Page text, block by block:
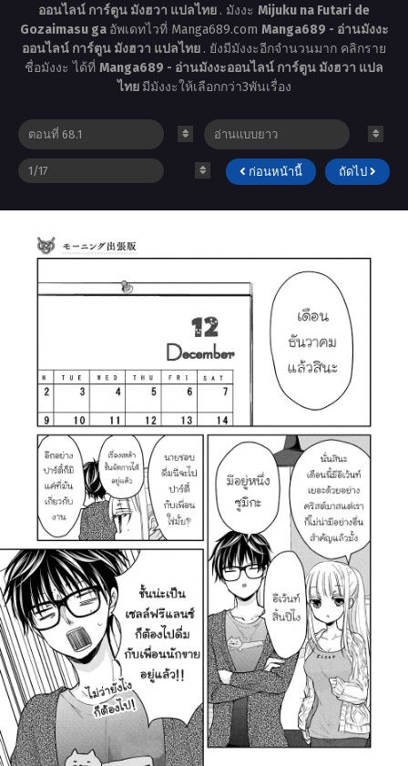
ออนไลน์ การ์ตูน มังฮวา แปลไทย . มังงะ Mijuku na Futari de
Gozaimasu ga อัพเดทไวที่ Manga689.com Manga689 - อ่านมังงะ
ออนไลน์ การ์ตูน มังฮวา แปลไทย . ยังมีมังงะอีกจำนวนมาก คลิกราย
ชื่อมังงะ ได้ที่ Manga689 - อ่านมังงะออนไลน์ การ์ตูน มังฮวา แปล
ไทย มีมังงะให้เลือกกว่า3พันเรื่อง
ก่อนหน้านี้ ถัดไป